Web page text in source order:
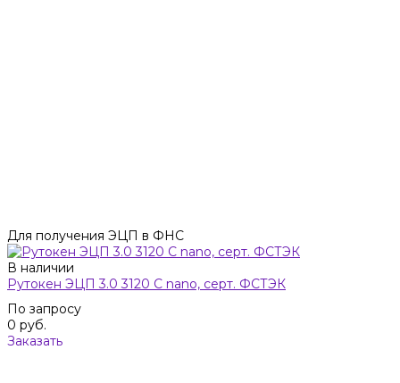
Для получения ЭЦП в ФНС
В наличии
Рутокен ЭЦП 3.0 3120 C nano, серт. ФСТЭК
По запросу
0 руб.
Заказать